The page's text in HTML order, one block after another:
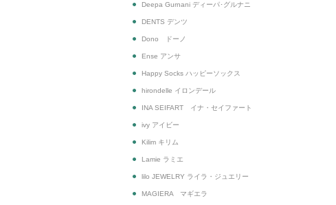
Deepa Gurnani ディーパ･グルナニ
DENTS デンツ
Dono ドーノ
Ense アンサ
Happy Socks ハッピーソックス
hirondelle イロンデール
INA SEIFART イナ・セイファート
ivy アイビー
Kilim キリム
Lamie ラミエ
lilo JEWELRY ライラ・ジュエリー
MAGIERA マギエラ